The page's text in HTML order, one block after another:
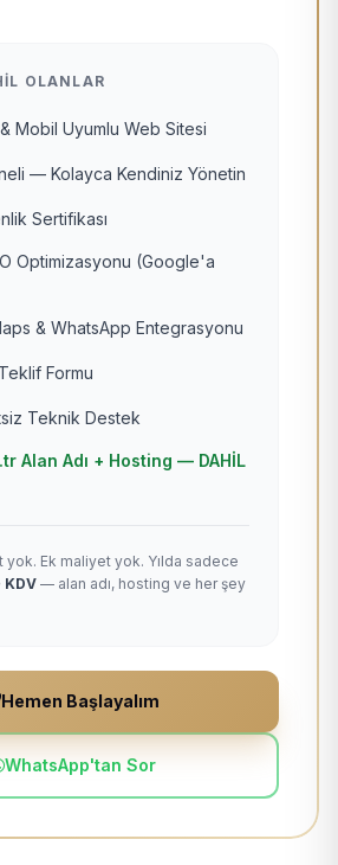
OLANLAR
Mobil Uyumlu Web Sitesi
— Kolayca Kendiniz Yönetin
Sertifikası
Optimizasyonu (Google'a
& WhatsApp Entegrasyonu
Formu
Teknik Destek
Alan Adı + Hosting — DAHİL
yok. Ek maliyet yok. Yılda sadece
KDV— alan adı, hosting ve her şey
Hemen Başlayalım
WhatsApp'tan Sor